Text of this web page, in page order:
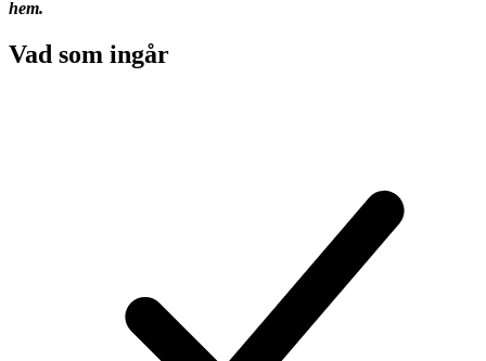
hem.
Vad som ingår